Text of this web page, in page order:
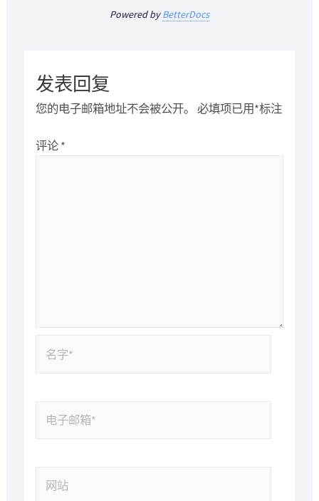
Powered byBetterDocs
发表回复
您的电子邮箱地址不会被公开。 必填项已用*标注
评论 *